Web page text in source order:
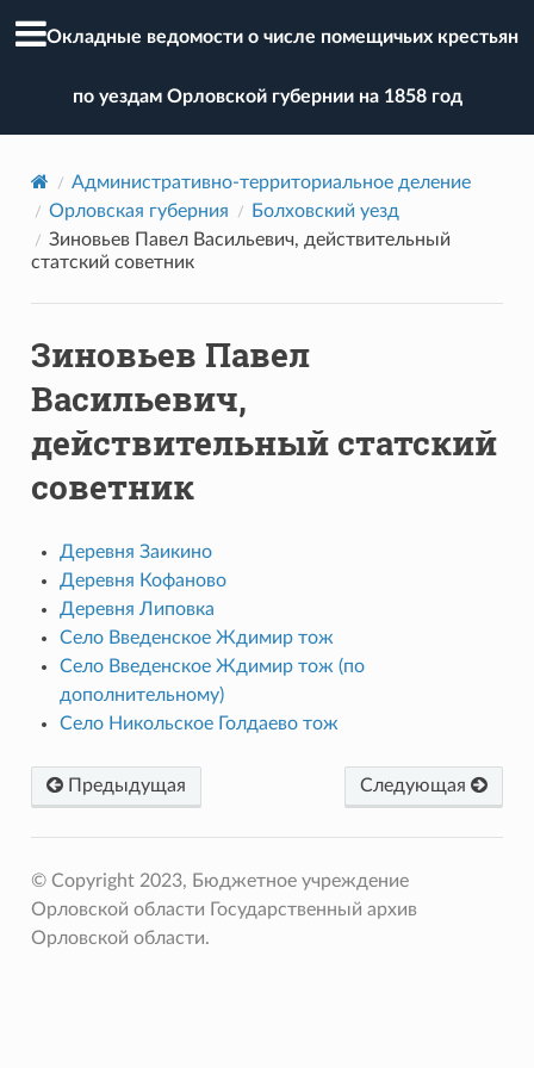
Окладные ведомости о числе помещичьих крестьян
по уездам Орловской губернии на 1858 год
Административно-территориальное деление
Орловская губерния
Болховский уезд
Зиновьев Павел Васильевич, действительный
статский советник
Зиновьев Павел
Васильевич,
действительный статский
советник
Деревня Заикино
Деревня Кофаново
Деревня Липовка
Село Введенское Ждимир тож
Село Введенское Ждимир тож (по
дополнительному)
Село Никольское Голдаево тож
Предыдущая Следующая
© Copyright 2023, Бюджетное учреждение
Орловской области Государственный архив
Орловской области.